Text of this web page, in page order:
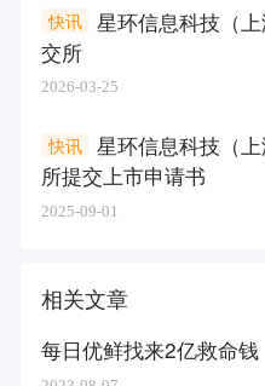
星环信息科技（
交所
快讯
2026-03-25
星环信息科技（
所提交上市申请书
快讯
2025-09-01
相关文章
每日优鲜找来2亿救命钱